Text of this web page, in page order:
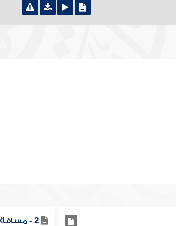
2 - مسافة القصر